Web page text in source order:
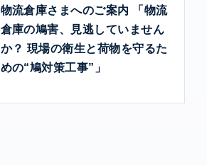
物流倉庫さまへのご案内 「物流
倉庫の鳩害、見逃していません
か？ 現場の衛生と荷物を守るた
めの“鳩対策工事”」